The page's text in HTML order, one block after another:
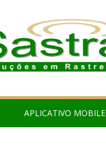
APLICATIVO MOBILE